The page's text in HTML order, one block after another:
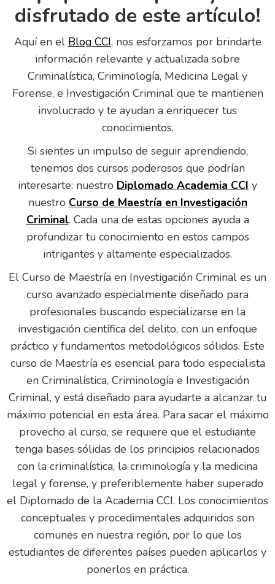
disfrutado de este artículo!
Aquí en el Blog CCI, nos esforzamos por brindarte
información relevante y actualizada sobre
Criminalística, Criminología, Medicina Legal y
Forense, e Investigación Criminal que te mantienen
involucrado y te ayudan a enriquecer tus
conocimientos.
Si sientes un impulso de seguir aprendiendo,
tenemos dos cursos poderosos que podrían
interesarte: nuestro Diplomado Academia CCI y
nuestro Curso de Maestría en Investigación
Criminal. Cada una de estas opciones ayuda a
profundizar tu conocimiento en estos campos
intrigantes y altamente especializados.
El Curso de Maestría en Investigación Criminal es un
curso avanzado especialmente diseñado para
profesionales buscando especializarse en la
investigación científica del delito, con un enfoque
práctico y fundamentos metodológicos sólidos. Este
curso de Maestría es esencial para todo especialista
en Criminalística, Criminología e Investigación
Criminal, y está diseñado para ayudarte a alcanzar tu
máximo potencial en esta área. Para sacar el máximo
provecho al curso, se requiere que el estudiante
tenga bases sólidas de los principios relacionados
con la criminalística, la criminología y la medicina
legal y forense, y preferiblemente haber superado
el Diplomado de la Academia CCI. Los conocimientos
conceptuales y procedimentales adquiridos son
comunes en nuestra región, por lo que los
estudiantes de diferentes países pueden aplicarlos y
ponerlos en práctica.